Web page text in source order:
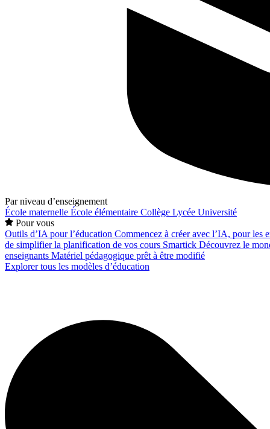
Par niveau d’enseignement
École maternelle École élémentaire Collège Lycée Université
Pour vous
Outils d’IA pour l’éducation Commencez à créer avec l’IA, pour les
de simplifier la planification de vos cours Smartick Découvrez le
enseignants Matériel pédagogique prêt à être modifié
Explorer tous les modèles d’éducation